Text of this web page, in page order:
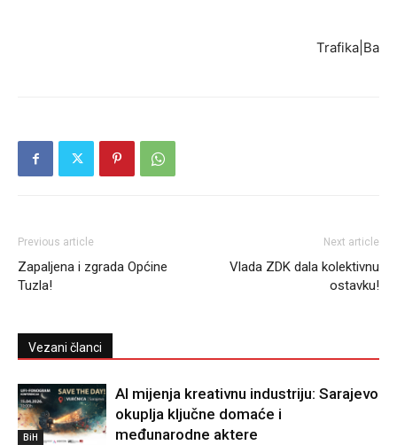
Trafika|Ba
Previous article
Zapaljena i zgrada Općine
Tuzla!
Next article
Vlada ZDK dala kolektivnu
ostavku!
Vezani članci
BiH
AI mijenja kreativnu industriju: Sarajevo
okuplja ključne domaće i
međunarodne aktere